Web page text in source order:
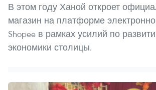
В этом году Ханой откроет
магазин на платформе
Shopee в рамках усилий по
экономики столицы.